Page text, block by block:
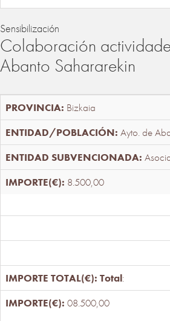
Sensibilización
Colaboración
Abanto Sahararekin
Bizkaia
Ayto. de
8.500,00
Total:
08.500,00